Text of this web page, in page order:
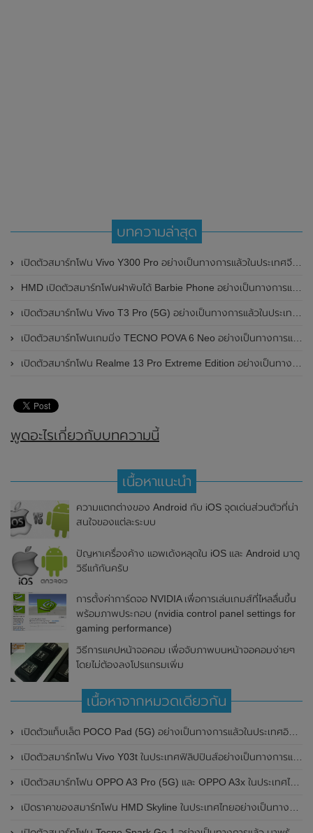
บทความล่าสุด
เปิดตัวสมาร์ทโฟน Vivo Y300 Pro อย่างเป็นทางการแล้วในประเทศจีน มาพร้อมดีไซน์พรีเมี่ยม ทนทาน และแบตเตอรี่สุดอึดขนาดใหญ่ 6,500mAh พร้อมรองรับการชาร์จไว 80W
HMD เปิดตัวสมาร์ทโฟนฝาพับได้ Barbie Phone อย่างเป็นทางการแล้ว มาพร้อมธีมสีชมพูสดใส
เปิดตัวสมาร์ทโฟน Vivo T3 Pro (5G) อย่างเป็นทางการแล้วในประเทศอินเดีย
เปิดตัวสมาร์ทโฟนเกมมิ่ง TECNO POVA 6 Neo อย่างเป็นทางการแล้วในประเทศไทย ในราคา 8,499 บาท
เปิดตัวสมาร์ทโฟน Realme 13 Pro Extreme Edition อย่างเป็นทางการแล้วในประเทศจีน
พูดอะไรเกี่ยวกับบทความนี้
เนื้อหาแนะนำ
ความแตกต่างของ Android กับ iOS จุดเด่นส่วนตัวที่น่า
สนใจของแต่ละระบบ
ปัญหาเครื่องค้าง แอพเด้งหลุดใน iOS และ Android มาดู
วิธีแก้กันครับ
การตั้งค่าการ์ดจอ NVIDIA เพื่อการเล่นเกมส์ที่ไหลลื่นขึ้น
พร้อมภาพประกอบ (nvidia control panel settings for
gaming performance)
วิธีการแคปหน้าจอคอม เพื่อจับภาพบนหน้าจอคอมง่ายๆ
โดยไม่ต้องลงโปรแกรมเพิ่ม
เนื้อหาจากหมวดเดียวกัน
เปิดตัวแท็บเล็ต POCO Pad (5G) อย่างเป็นทางการแล้วในประเทศอินเดีย มาพร้อมชิปเซ็ต Snapdragon 7s Gen 2 ของ Qualcomm และรองรับเครือข่าย 5G
เปิดตัวสมาร์ทโฟน Vivo Y03t ในประเทศฟิลิปปินส์อย่างเป็นทางการแล้ว มาพร้อมชิปเซ็ต Unisoc T612 , กล้องหลัง ความละเอียด 13MP , แบตเตอรี่ 5,000mAh และหน้าจอแสดงผล LCD / 90Hz
เปิดตัวสมาร์ทโฟน OPPO A3 Pro (5G) และ OPPO A3x ในประเทศไทยอย่างเป็นทางการแล้ว ในราคาเริ่มต้นเพียง 3,999 บาท
เปิดราคาของสมาร์ทโฟน HMD Skyline ในประเทศไทยอย่างเป็นทางการแล้ว ราคา 14,990 บาท